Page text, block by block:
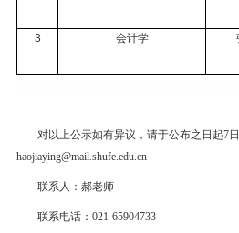
3 会计学
对以上公示如有异议，请于公布之日起7
haojiaying@mail.shufe.edu.cn
联系人：郝老师
联系电话：021-65904733